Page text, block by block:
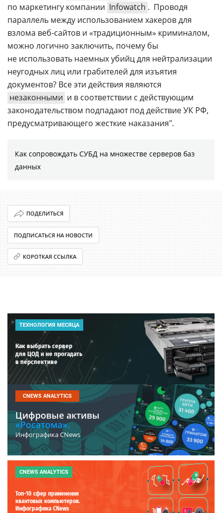
по маркетингу компании Infowatch .  Проводя
параллель между использованием хакеров для
взлома веб-сайтов и «традиционным» криминалом,
можно логично заключить, почему бы
не использовать наемных убийц для нейтрализации
неугодных лиц или грабителей для изъятия
документов? Все эти действия являются
незаконными и в соответствии с действующим
законодательством подпадают под действие УК РФ,
предусматривающего жесткие наказания".
Как сопровождать СУБД на множестве серверов баз
данных
ПОДЕЛИТЬСЯ
ПОДПИСАТЬСЯ НА НОВОСТИ
КОРОТКАЯ ССЫЛКА
ТЕХНОЛОГИЯ МЕСЯЦА
Как выбрать сервер
для ЦОД и не прогадать
в перспективе
CNEWS ANALYTICS
Цифровые активы
«Росатома».
Инфографика CNews
CNEWS ANALYTICS
Топ-10 сфер применения
квантовых компьютеров.
Инфографика CNews